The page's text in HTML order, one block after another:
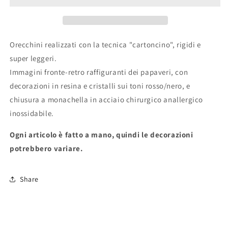
Orecchini realizzati con la tecnica "cartoncino", rigidi e
super leggeri.
Immagini fronte-retro raffiguranti dei papaveri, con
decorazioni in resina e cristalli sui toni rosso/nero, e
chiusura a monachella in acciaio chirurgico anallergico
inossidabile.
Ogni articolo è fatto a mano, quindi le decorazioni
potrebbero variare.
Share